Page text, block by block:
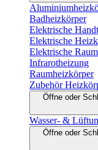
Badheizkörper
Elektrische
Elektrische
Elektrische
Infrarotheizung
Raumheizkörper
Zubehör
Öffne oder
Wasser- &
Öffne oder